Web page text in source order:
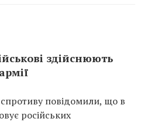
здійснюють
повідомили, що в
російських